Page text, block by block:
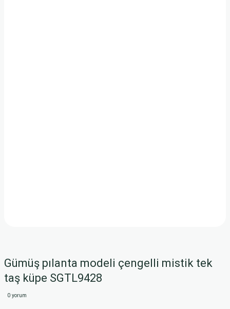
Gümüş pılanta modeli çengelli mistik tek
taş küpe SGTL9428
0 yorum